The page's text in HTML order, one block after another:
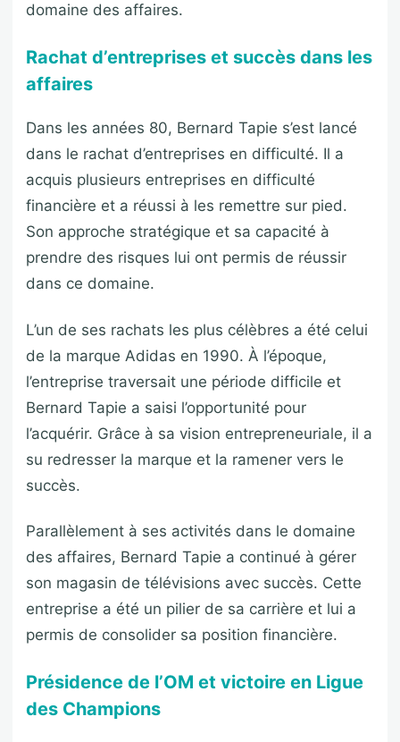
domaine des affaires.
Rachat d’entreprises et succès dans les
affaires
Dans les années 80, Bernard Tapie s’est lancé
dans le rachat d’entreprises en difficulté. Il a
acquis plusieurs entreprises en difficulté
financière et a réussi à les remettre sur pied.
Son approche stratégique et sa capacité à
prendre des risques lui ont permis de réussir
dans ce domaine.
L’un de ses rachats les plus célèbres a été celui
de la marque Adidas en 1990. À l’époque,
l’entreprise traversait une période difficile et
Bernard Tapie a saisi l’opportunité pour
l’acquérir. Grâce à sa vision entrepreneuriale, il a
su redresser la marque et la ramener vers le
succès.
Parallèlement à ses activités dans le domaine
des affaires, Bernard Tapie a continué à gérer
son magasin de télévisions avec succès. Cette
entreprise a été un pilier de sa carrière et lui a
permis de consolider sa position financière.
Présidence de l’OM et victoire en Ligue
des Champions